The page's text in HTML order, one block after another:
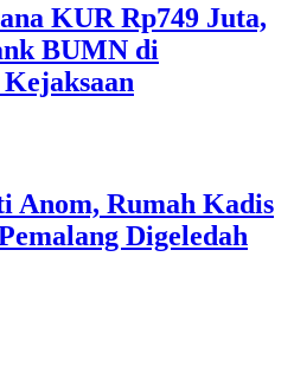
KUR Rp749 Juta,
BUMN di
Anom, Rumah Kadis
Digeledah